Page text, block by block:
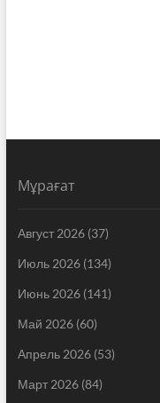
Мұрағат
Август 2026(37)
Июль 2026(134)
Июнь 2026(141)
Май 2026(60)
Апрель 2026(53)
Март 2026(84)